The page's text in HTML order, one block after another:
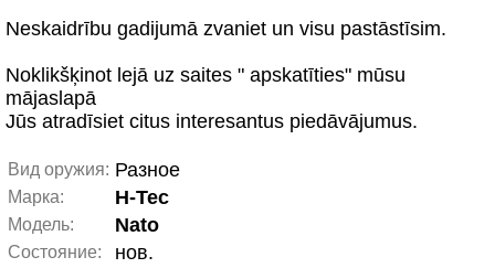
Neskaidrību gadijumā zvaniet un visu pastāstīsim.
Noklikšķinot lejā uz saites " apskatīties" mūsu
mājaslapā
Jūs atradīsiet citus interesantus piedāvājumus.
Вид оружия: Разное
Марка: H-Tec
Модель: Nato
Состояние: нов.